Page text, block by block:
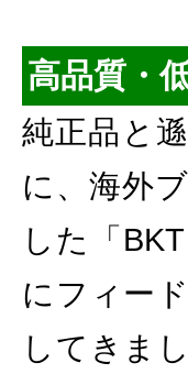
高品質・
純正品と
に、海外
した「
にフィー
してきま